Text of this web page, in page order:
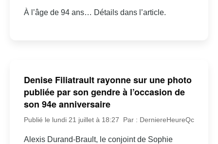
À l’âge de 94 ans… Détails dans l’article.
Denise Filiatrault rayonne sur une photo
publiée par son gendre à l’occasion de
son 94e anniversaire
Publié le lundi 21 juillet à 18:27 Par : DerniereHeureQc
Alexis Durand-Brault, le conjoint de Sophie